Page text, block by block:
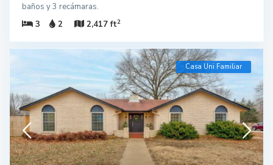
baños y 3 recámaras.
3
2 2,417 ft2
Casa Uni Familiar